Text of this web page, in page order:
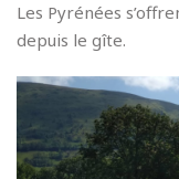
Les Pyrénées
depuis le gîte.